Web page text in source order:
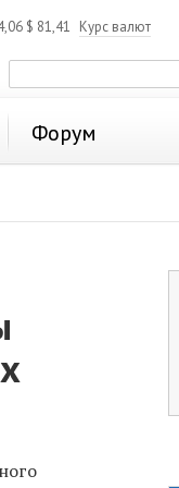
$ 81,41 Курс валют
Форум